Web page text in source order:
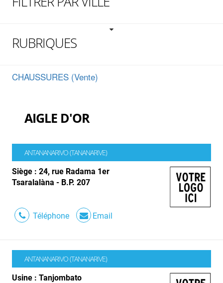
RUBRIQUES
CHAUSSURES (Vente)
AIGLE D'OR
ANTANANARIVO (TANANARIVE)
Siège : 24, rue Radama 1er
Tsaralalàna - B.P. 207
Téléphone Email
ANTANANARIVO (TANANARIVE)
Usine : Tanjombato